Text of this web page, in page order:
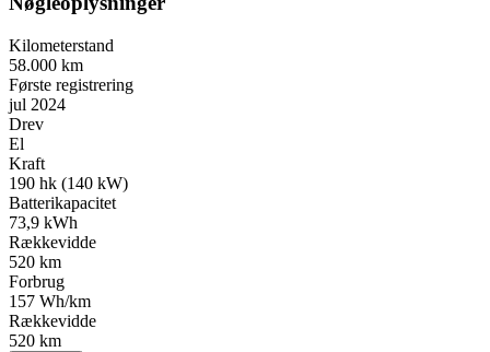
Kilometerstand
58.000 km
Første registrering
jul 2024
Drev
El
Kraft
190 hk (140 kW)
Batterikapacitet
73,9 kWh
Rækkevidde
520 km
Forbrug
157 Wh/km
Rækkevidde
520 km